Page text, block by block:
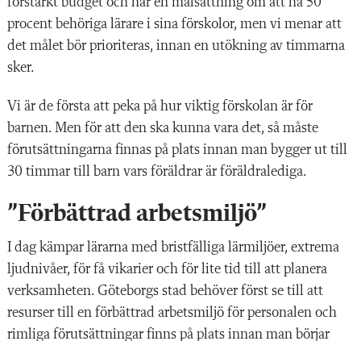
procent behöriga lärare i sina förskolor, men vi menar att
det målet bör prioriteras, innan en utökning av timmarna
sker.
Vi är de första att peka på hur viktig förskolan är för
barnen. Men för att den ska kunna vara det, så måste
förutsättningarna finnas på plats innan man bygger ut till
30 timmar till barn vars föräldrar är föräldralediga.
”Förbättrad arbetsmiljö”
I dag kämpar lärarna med bristfälliga lärmiljöer, extrema
ljudnivåer, för få vikarier och för lite tid till att planera
verksamheten. Göteborgs stad behöver först se till att
resurser till en förbättrad arbetsmiljö för personalen och
rimliga förutsättningar finns på plats innan man börjar